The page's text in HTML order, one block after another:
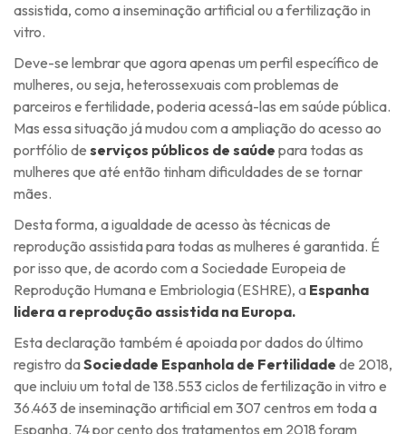
assistida, como a inseminação artificial ou a fertilização in
vitro.
Deve-se lembrar que agora apenas um perfil específico de
mulheres, ou seja, heterossexuais com problemas de
parceiros e fertilidade, poderia acessá-las em saúde pública.
Mas essa situação já mudou com a ampliação do acesso ao
portfólio de serviços públicos de saúde para todas as
mulheres que até então tinham dificuldades de se tornar
mães.
Desta forma, a igualdade de acesso às técnicas de
reprodução assistida para todas as mulheres é garantida. É
por isso que, de acordo com a Sociedade Europeia de
Reprodução Humana e Embriologia (ESHRE), a Espanha
lidera a reprodução assistida na Europa.
Esta declaração também é apoiada por dados do último
registro daSociedade Espanhola de Fertilidade de 2018,
que incluiu um total de 138.553 ciclos de fertilização in vitro e
36.463 de inseminação artificial em 307 centros em toda a
Espanha. 74 por cento dos tratamentos em 2018 foram